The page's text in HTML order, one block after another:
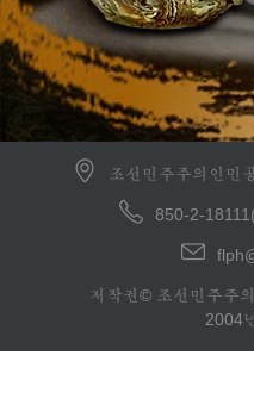
조선민주주의인민
850-2-
저작권© 조선민주주
2004